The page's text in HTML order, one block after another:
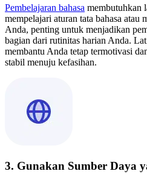
Pembelajaran bahasa membutuhkan
mempelajari aturan tata bahasa atau
Anda, penting untuk menjadikan
bagian dari rutinitas harian Anda.
membantu Anda tetap termotivasi
stabil menuju kefasihan.
3. Gunakan Sumber Daya